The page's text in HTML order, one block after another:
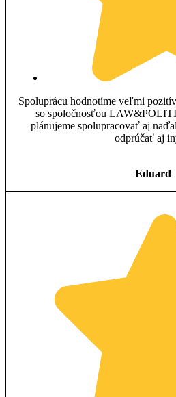
Spoluprácu hodnotíme veľmi
so spoločnosťou
plánujeme spolupracovať aj
odprúčať aj
Eduard